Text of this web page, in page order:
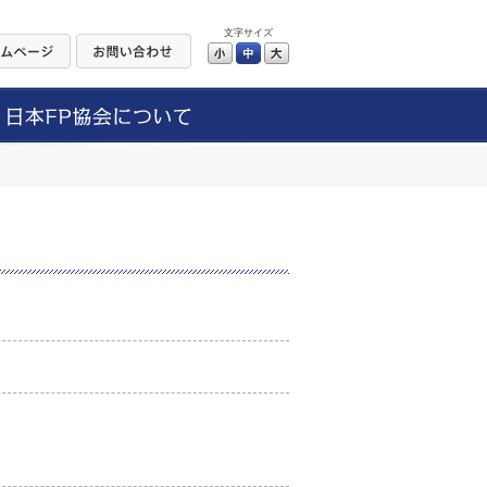
文字サイズ
小 中